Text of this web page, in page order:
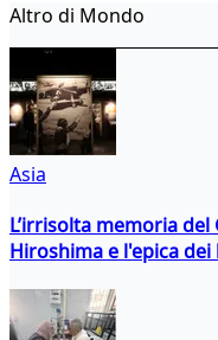
Altro di Mondo
Asia
L’irrisolta memoria
Hiroshima e l'epica dei